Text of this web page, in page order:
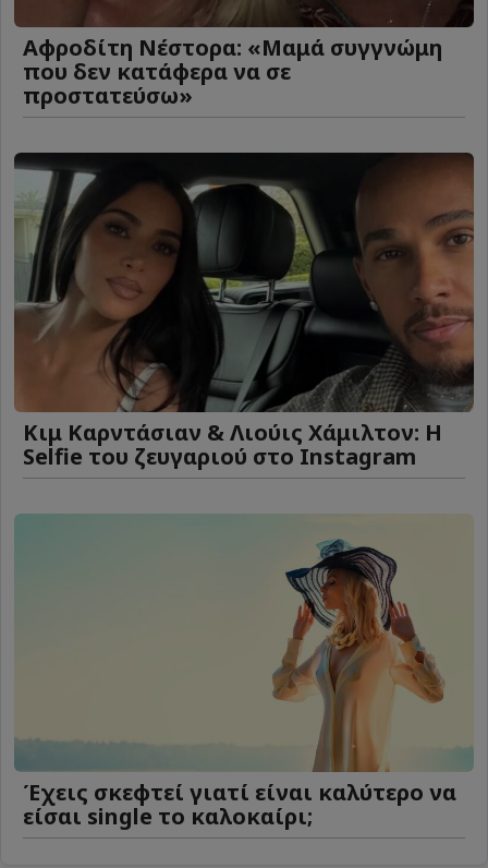
Αφροδίτη Νέστορα: «Μαμά συγγνώμη
που δεν κατάφερα να σε
προστατεύσω»
Κιμ Καρντάσιαν & Λιούις Χάμιλτον: Η
Selfie του ζευγαριού στο Instagram
Έχεις σκεφτεί γιατί είναι καλύτερο να
είσαι single το καλοκαίρι;